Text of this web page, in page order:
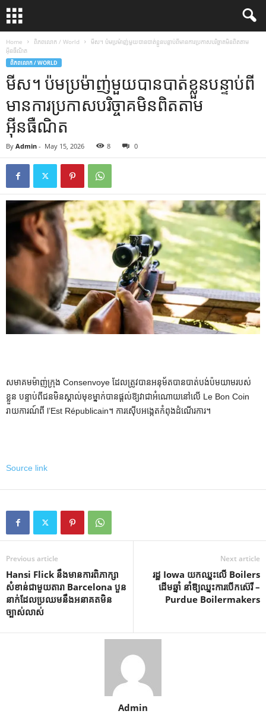
Home ពិភពលោក / World
មីស។ ប៉ម​ប្រម៉ាញ់​មួយ​បាន​បាត់​ខ្លួន​បន្ទាប់​ពី​មាន​ការ​ប្រកាស​បរិច្ចាគ​មិន​ពិត​តាម​
អ៊ីនធឺណិត
ពិភពលោក / WORLD
មីស។ ប៉ម​ប្រម៉ាញ់​មួយ​បាន​បាត់​ខ្លួន​បន្ទាប់​ពី​
មាន​ការ​ប្រកាស​បរិច្ចាគ​មិន​ពិត​តាម​
អ៊ីនធឺណិត
By Admin - May 15, 2026 8 0
សមាគមម៉ាញ់ក្រុង Consenvoye ដែលត្រូវបានអនុម័តបានបាត់បង់ប៉មយាមរបស់
ខ្លួន បន្ទាប់ពីជនមិនស្គាល់មុខម្នាក់បានផ្តល់ឱ្យវាជាអំណោយនៅលើ Le Bon Coin
រាយការណ៍ពី l’Est Républicain។ ការស៊ើបអង្កេតកំពុងដំណើរការ។
Source link
Previous article
Hansi Flick នឹង​មាន​ការ​ពិភាក្សា​
សំខាន់​ជាមួយ​តារា Barcelona បួន​
នាក់​ដែល​ប្រឈម​នឹង​អនាគត​មិន​
ច្បាស់លាស់
Next article
រដ្ឋ Iowa យកឈ្នះលើ Boilers
ដើមឆ្នាំ នាំឱ្យឈ្នះការបើកស៊េរី –
Purdue Boilermakers
Admin